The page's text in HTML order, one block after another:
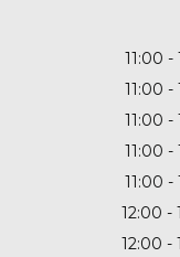
11:00
11:00
11:00
11:00
11:00
12:00
12:00